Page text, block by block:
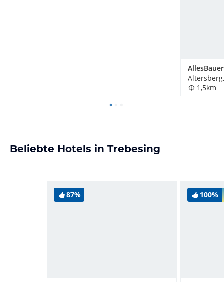
AllesBauer
1,5km
Beliebte Hotels in Trebesing
87% 100%